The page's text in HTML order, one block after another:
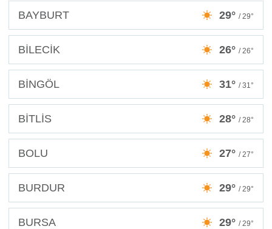
BAYBURT 29° / 29°
BİLECİK 26° / 26°
BİNGÖL 31° / 31°
BİTLİS 28° / 28°
BOLU 27° / 27°
BURDUR 29° / 29°
BURSA 29° / 29°